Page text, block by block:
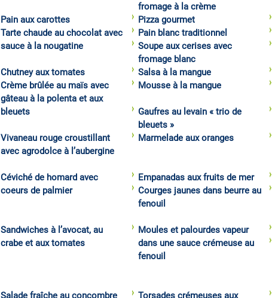
fromage à la crème
Pain aux carottes
Pizza gourmet
Tarte chaude au chocolat avec
sauce à la nougatine
Pain blanc traditionnel
Soupe aux cerises avec
fromage blanc
Chutney aux tomates
Salsa à la mangue
Crème brûlée au maïs avec
gâteau à la polenta et aux
bleuets
Mousse à la mangue
Gaufres au levain « trio de
bleuets »
Vivaneau rouge croustillant
avec agrodolce à l’aubergine
Marmelade aux oranges
Céviché de homard avec
coeurs de palmier
Empanadas aux fruits de mer
Courges jaunes dans beurre au
fenouil
Sandwiches à l’avocat, au
crabe et aux tomates
Moules et palourdes vapeur
dans une sauce crémeuse au
fenouil
Salade fraîche au concombre
Torsades crémeuses aux